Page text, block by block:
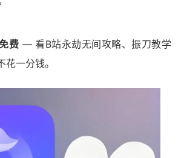
费 — 看B站永劫无间攻略、振刀教学
一分钱。